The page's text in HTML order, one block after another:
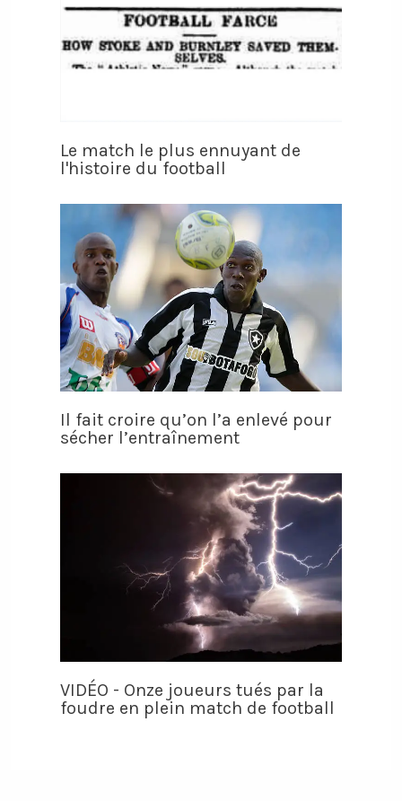
Le match le plus ennuyant de
l'histoire du football
Il fait croire qu’on l’a enlevé pour
sécher l’entraînement
VIDÉO - Onze joueurs tués par la
foudre en plein match de football